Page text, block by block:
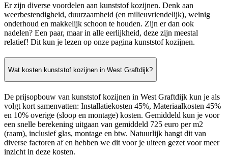
Er zijn diverse voordelen aan kunststof kozijnen. Denk aan
weerbestendigheid, duurzaamheid (en milieuvriendelijk), weinig
onderhoud en makkelijk schoon te houden. Zijn er dan ook
nadelen? Een paar, maar in alle eerlijkheid, deze zijn meestal
relatief! Dit kun je lezen op onze pagina kunststof kozijnen.
Wat kosten kunststof kozijnen in West Graftdijk?
De prijsopbouw van kunststof kozijnen in West Graftdijk kun je als
volgt kort samenvatten: Installatiekosten 45%, Materiaalkosten 45%
en 10% overige (sloop en montage) kosten. Gemiddeld kun je voor
een snelle berekening uitgaan van gemiddeld 725 euro per m2
(raam), inclusief glas, montage en btw. Natuurlijk hangt dit van
diverse factoren af en hebben we dit voor je uiteen gezet voor meer
inzicht in deze kosten.